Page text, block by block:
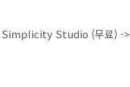
Simplicity Studio (무료) ->